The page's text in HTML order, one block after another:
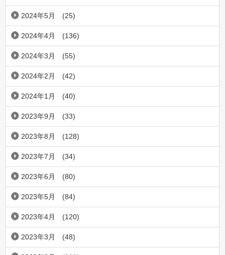
2024年5月 (25)
2024年4月 (136)
2024年3月 (55)
2024年2月 (42)
2024年1月 (40)
2023年9月 (33)
2023年8月 (128)
2023年7月 (34)
2023年6月 (80)
2023年5月 (84)
2023年4月 (120)
2023年3月 (48)